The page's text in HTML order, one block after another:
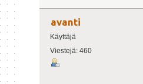
avanti
Käyttäjä
Viestejä: 460